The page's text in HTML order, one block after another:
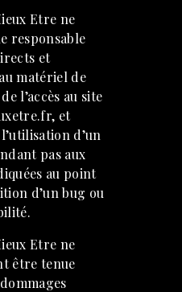
Etre ne
responsable
et
matériel de
l’accès au site
et
d’un
pas aux
au point
d’un bug ou
Etre ne
être tenue